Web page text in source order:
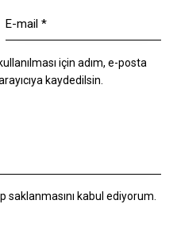
için adım, e-posta
kaydedilsin.
saklanmasını kabul ediyorum.